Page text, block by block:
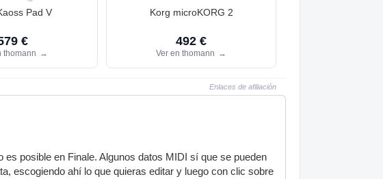
Pad V
€
thomann →
Korg microKORG 2
492 €
Ver en thomann →
Enlaces de afiliación
posible en Finale. Algunos datos MIDI sí que se pueden
escogiendo ahí lo que quieras editar y luego con clic sobre